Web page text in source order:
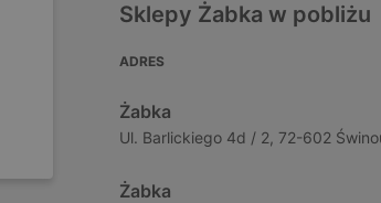
Sklepy Żabka w pobliżu
ADRES
Żabka
Ul. Barlickiego 4d / 2, 72-602
Żabka